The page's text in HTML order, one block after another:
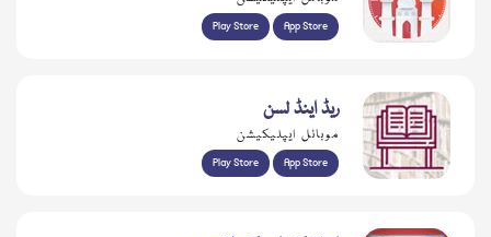
Play Store App Store
ریڈ اینڈ لسن
موبائل ایپلیکیشن
Play Store App Store